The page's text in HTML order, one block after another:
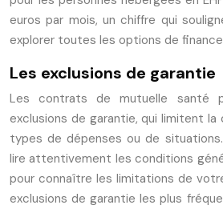
euros par mois, un chiffre qui
explorer toutes les options de
Les exclusions de garantie
Les contrats de mutuelle santé
exclusions de garantie, qui limitent
types de dépenses ou de
lire attentivement les conditions
pour connaître les limitations de
exclusions de garantie les plus